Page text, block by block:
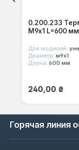
0.200.233
М9х1 L=600 мм
Для моделей:
Диаметр: м9х1
Длина: 600 мм
Обычная
240,00 ₴
Горячая линия